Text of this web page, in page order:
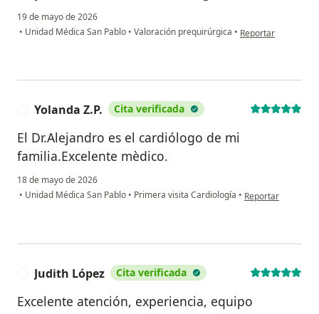
19 de mayo de 2026
• Unidad Médica San Pablo • Valoración prequirúrgica • en opinión del
Reportar
Yolanda Z.P. Cita verificada
El Dr.Alejandro es el cardiólogo de mi
familia.Excelente mèdico.
18 de mayo de 2026
• Unidad Médica San Pablo • Primera visita Cardiología • en opinión del
Reportar
Judith López Cita verificada
Excelente atención, experiencia, equipo